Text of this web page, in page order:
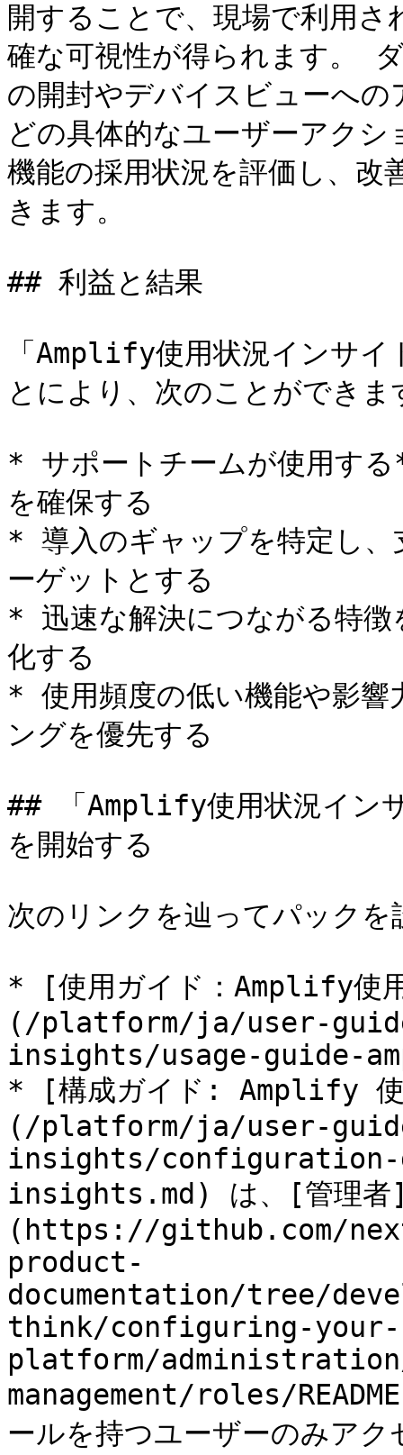
開することで、現場で利用
確な可視性が得られます。
の開封やデバイスビューへ
どの具体的なユーザーアク
機能の採用状況を評価し、改
きます。
## 利益と結果
「Amplify使用状況インサイ
とにより、次のことができま
* サポートチームが使用す
を確保する
* 導入のギャップを特定し、
ーゲットとする
* 迅速な解決につながる特徴
化する
* 使用頻度の低い機能や影響
ングを優先する
## 「Amplify使用状況イン
を開始する
次のリンクを辿ってパック
* [使用ガイド：Amplify使
(/platform/ja/user-
insights/usage-guide-
* [構成ガイド: Amplify 使
(/platform/ja/user-
insights/configuration-
insights.md) は、[管理
(https://github.com/
product-
documentation/tree/
think/configuring-your-
platform/
management/roles/
ールを持つユーザーのみアク